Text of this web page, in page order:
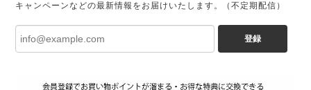
キャンペーンなどの最新情報をお届けいたします。（不定期配信）
登録